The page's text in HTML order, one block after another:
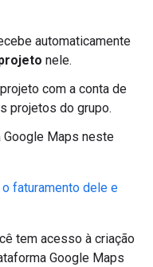
automaticamente
nele.
com a conta de
projetos do grupo.
Google Maps neste
faturamento dele e
tem acesso à criação
Google Maps